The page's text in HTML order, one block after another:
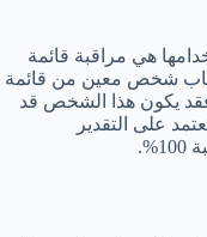
هي مراقبة قائمة
شخص معين من قائمة
فقد يكون هذا الشخص قد
على التقدير